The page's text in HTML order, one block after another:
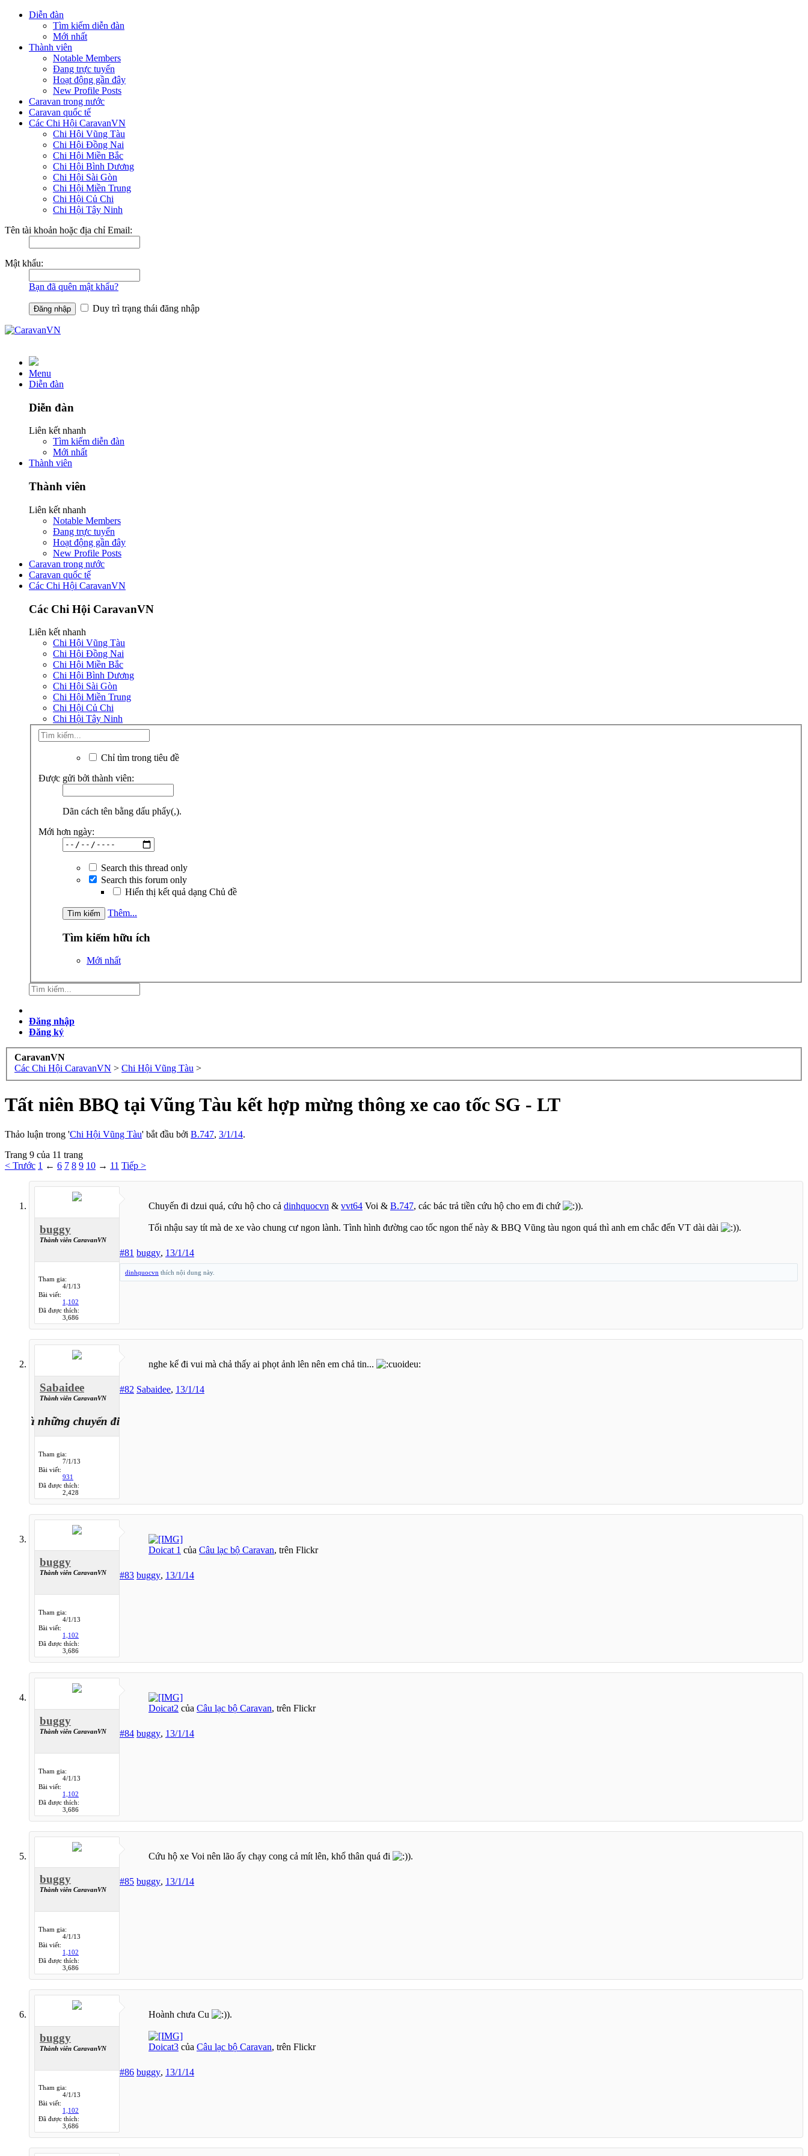
Diễn đàn
Tìm kiếm diễn đàn
Mới nhất
Thành viên
Notable Members
Đang trực tuyến
Hoạt động gần đây
New Profile Posts
Caravan trong nước
Caravan quốc tế
Các Chi Hội CaravanVN
Chi Hội Vũng Tàu
Chi Hội Đồng Nai
Chi Hội Miền Bắc
Chi Hội Bình Dương
Chi Hội Sài Gòn
Chi Hội Miền Trung
Chi Hội Củ Chi
Chi Hội Tây Ninh
Tên tài khoản hoặc địa chỉ Email:
Mật khẩu:
Bạn đã quên mật khẩu?
Duy trì trạng thái đăng nhập
Menu
Diễn đàn
Diễn đàn
Liên kết nhanh
Tìm kiếm diễn đàn
Mới nhất
Thành viên
Thành viên
Liên kết nhanh
Notable Members
Đang trực tuyến
Hoạt động gần đây
New Profile Posts
Caravan trong nước
Caravan quốc tế
Các Chi Hội CaravanVN
Các Chi Hội CaravanVN
Liên kết nhanh
Chi Hội Vũng Tàu
Chi Hội Đồng Nai
Chi Hội Miền Bắc
Chi Hội Bình Dương
Chi Hội Sài Gòn
Chi Hội Miền Trung
Chi Hội Củ Chi
Chi Hội Tây Ninh
Chỉ tìm trong tiêu đề
Được gửi bởi thành viên:
Dãn cách tên bằng dấu phẩy(,).
Mới hơn ngày:
Search this thread only
Search this forum only
Hiển thị kết quả dạng Chủ đề
Thêm...
Tìm kiếm hữu ích
Mới nhất
Đăng nhập
Đăng ký
CaravanVN
Các Chi Hội CaravanVN > Chi Hội Vũng Tàu >
Tất niên BBQ tại Vũng Tàu kết hợp mừng thông xe cao tốc SG - LT
Thảo luận trong 'Chi Hội Vũng Tàu' bắt đầu bởi B.747, 3/1/14.
Trang 9 của 11 trang
< Trước 1 ← 6 7 8 9 10 → 11 Tiếp >
buggy
Thành viên CaravanVN
Tham gia:
4/1/13
Bài viết:
1,102
Đã được thích:
3,686
Chuyến đi dzui quá, cứu hộ cho cả dinhquocvn & vvt64 Voi & B.747, các bác trả tiền cứu hộ cho em đi chứ .
Tối nhậu say tít mà de xe vào chung cư ngon lành. Tình hình đường cao tốc ngon thế này & BBQ Vũng tàu ngon quá thì anh em chắc đến VT dài dài .
#81 buggy, 13/1/14
dinhquocvn thích nội dung này.
Sabaidee
Thành viên CaravanVN
là những chuyến đi
Tham gia:
7/1/13
Bài viết:
931
Đã được thích:
2,428
nghe kể đi vui mà chả thấy ai phọt ảnh lên nên em chả tin...
#82 Sabaidee, 13/1/14
buggy
Thành viên CaravanVN
Tham gia:
4/1/13
Bài viết:
1,102
Đã được thích:
3,686
Doicat 1 của Câu lạc bộ Caravan, trên Flickr
#83 buggy, 13/1/14
buggy
Thành viên CaravanVN
Tham gia:
4/1/13
Bài viết:
1,102
Đã được thích:
3,686
Doicat2 của Câu lạc bộ Caravan, trên Flickr
#84 buggy, 13/1/14
buggy
Thành viên CaravanVN
Tham gia:
4/1/13
Bài viết:
1,102
Đã được thích:
3,686
Cứu hộ xe Voi nên lão ấy chạy cong cả mít lên, khổ thân quá đi .
#85 buggy, 13/1/14
buggy
Thành viên CaravanVN
Tham gia:
4/1/13
Bài viết:
1,102
Đã được thích:
3,686
Hoành chưa Cu .
Doicat3 của Câu lạc bộ Caravan, trên Flickr
#86 buggy, 13/1/14